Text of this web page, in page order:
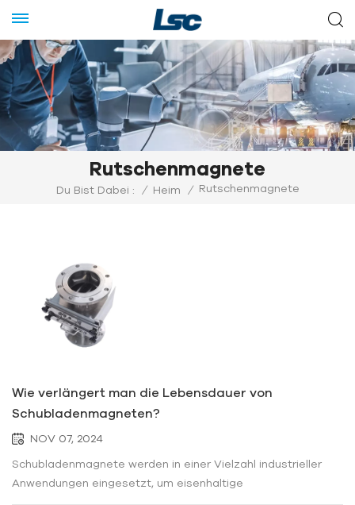
Rutschenmagnete
Du Bist Dabei : / Heim / Rutschenmagnete
Wie verlängert man die Lebensdauer von
Schubladenmagneten?
NOV 07, 2024
Schubladenmagnete werden in einer Vielzahl industrieller
Anwendungen eingesetzt, um eisenhaltige
Metallverunreinigungen aus Materialien zu entfernen, die in